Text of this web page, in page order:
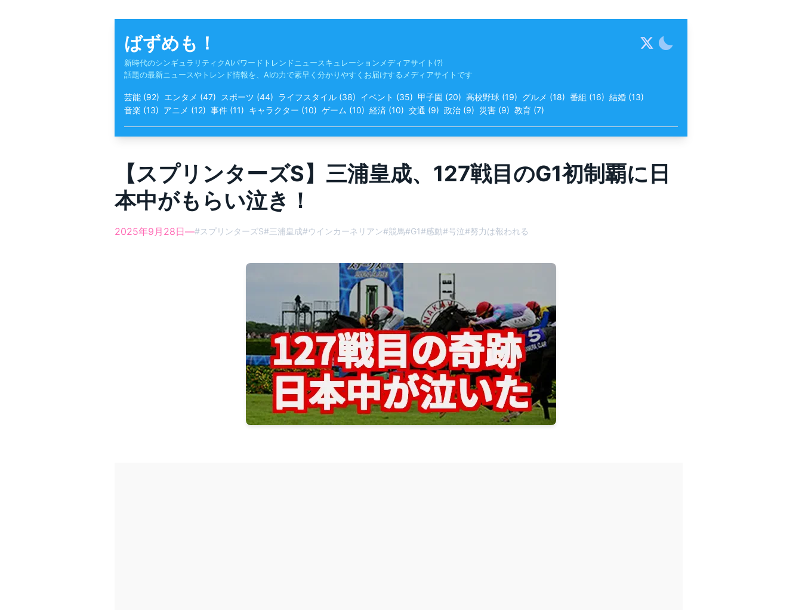
ばずめも！
新時代のシンギュラリティクAIパワードトレンドニュースキュレーションメディアサイト(?)
話題の最新ニュースやトレンド情報を、AIの力で素早く分かりやすくお届けするメディアサイトです
芸能 (92) エンタメ (47) スポーツ (44) ライフスタイル (38) イベント (35) 甲子園 (20) 高校野球 (19) グルメ (18) 番組 (16) 結婚 (13)
音楽 (13) アニメ (12) 事件 (11) キャラクター (10) ゲーム (10) 経済 (10) 交通 (9) 政治 (9) 災害 (9) 教育 (7)
【スプリンターズS】三浦皇成、127戦目のG1初制覇に日
本中がもらい泣き！
2025年9月28日—#スプリンターズS#三浦皇成#ウインカーネリアン#競馬#G1#感動#号泣#努力は報われる